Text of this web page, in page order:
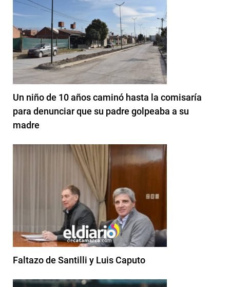
Un niño de 10 años caminó hasta la comisaría
para denunciar que su padre golpeaba a su
madre
Faltazo de Santilli y Luis Caputo